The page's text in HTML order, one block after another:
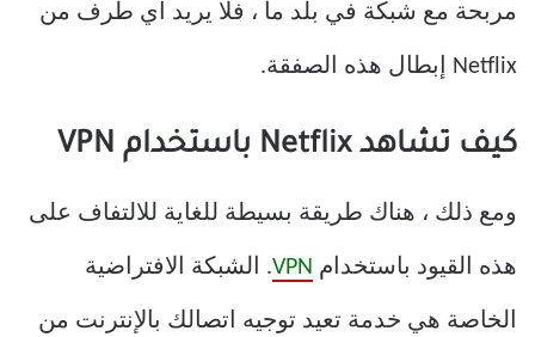
مربحة مع شبكة في بلد ما ، فلا يريد أي طرف من
Netflix إبطال هذه الصفقة.
كيف تشاهد Netflix باستخدام VPN
ومع ذلك ، هناك طريقة بسيطة للغاية للالتفاف على
هذه القيود باستخدام VPN. الشبكة الافتراضية
الخاصة هي خدمة تعيد توجيه اتصالك بالإنترنت من